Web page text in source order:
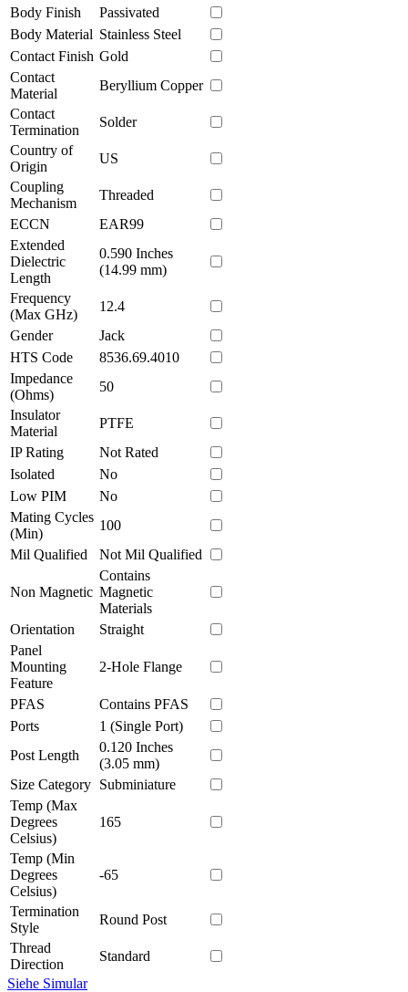
Body Finish
Passivated
Body Material Stainless Steel
Contact Finish Gold
Contact
Material
Beryllium Copper
Contact
Termination
Solder
Country of
Origin
US
Coupling
Mechanism
Threaded
ECCN
EAR99
Extended
Dielectric
Length
0.590 Inches
(14.99 mm)
Frequency
(Max GHz)
12.4
Gender
Jack
HTS Code
8536.69.4010
Impedance
(Ohms)
50
Insulator
Material
PTFE
IP Rating
Not Rated
Isolated
No
Low PIM
No
Mating Cycles
(Min)
100
Mil Qualified
Not Mil Qualified
Non Magnetic
Contains
Magnetic
Materials
Orientation
Straight
Panel
Mounting
Feature
2-Hole Flange
PFAS
Contains PFAS
Ports
1 (Single Port)
Post Length
0.120 Inches
(3.05 mm)
Size Category Subminiature
Temp (Max
Degrees
Celsius)
165
Temp (Min
Degrees
Celsius)
-65
Termination
Style
Round Post
Thread
Direction
Standard
Siehe Simular